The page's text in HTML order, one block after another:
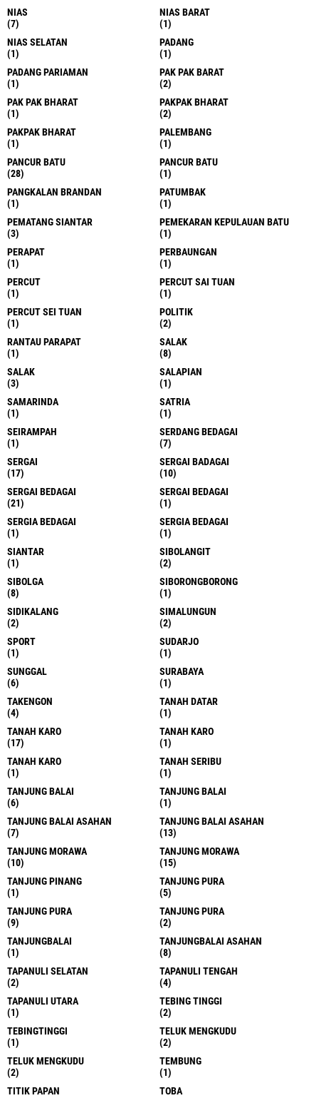
NIAS
(7)
NIAS BARAT
(1)
NIAS SELATAN
(1)
PADANG
(1)
PADANG PARIAMAN
(1)
PAK PAK BARAT
(2)
PAK PAK BHARAT
(1)
PAKPAK BHARAT
(2)
PAKPAK BHARAT
(1)
PALEMBANG
(1)
PANCUR BATU
(28)
PANCUR BATU
(1)
PANGKALAN BRANDAN
(1)
PATUMBAK
(1)
PEMATANG SIANTAR
(3)
PEMEKARAN KEPULAUAN BATU
(1)
PERAPAT
(1)
PERBAUNGAN
(1)
PERCUT
(1)
PERCUT SAI TUAN
(1)
PERCUT SEI TUAN
(1)
POLITIK
(2)
RANTAU PARAPAT
(1)
SALAK
(8)
SALAK
(3)
SALAPIAN
(1)
SAMARINDA
(1)
SATRIA
(1)
SEIRAMPAH
(1)
SERDANG BEDAGAI
(7)
SERGAI
(17)
SERGAI BADAGAI
(10)
SERGAI BEDAGAI
(21)
SERGAI BEDAGAI
(1)
SERGIA BEDAGAI
(1)
SERGIA BEDAGAI
(1)
SIANTAR
(1)
SIBOLANGIT
(2)
SIBOLGA
(8)
SIBORONGBORONG
(1)
SIDIKALANG
(2)
SIMALUNGUN
(2)
SPORT
(1)
SUDARJO
(1)
SUNGGAL
(6)
SURABAYA
(1)
TAKENGON
(4)
TANAH DATAR
(1)
TANAH KARO
(17)
TANAH KARO
(1)
TANAH KARO
(1)
TANAH SERIBU
(1)
TANJUNG BALAI
(6)
TANJUNG BALAI
(1)
TANJUNG BALAI ASAHAN
(7)
TANJUNG BALAI ASAHAN
(13)
TANJUNG MORAWA
(10)
TANJUNG MORAWA
(15)
TANJUNG PINANG
(1)
TANJUNG PURA
(5)
TANJUNG PURA
(9)
TANJUNG PURA
(2)
TANJUNGBALAI
(1)
TANJUNGBALAI ASAHAN
(8)
TAPANULI SELATAN
(2)
TAPANULI TENGAH
(4)
TAPANULI UTARA
(1)
TEBING TINGGI
(2)
TEBINGTINGGI
(1)
TELUK MENGKUDU
(2)
TELUK MENGKUDU
(2)
TEMBUNG
(1)
TITIK PAPAN
TOBA